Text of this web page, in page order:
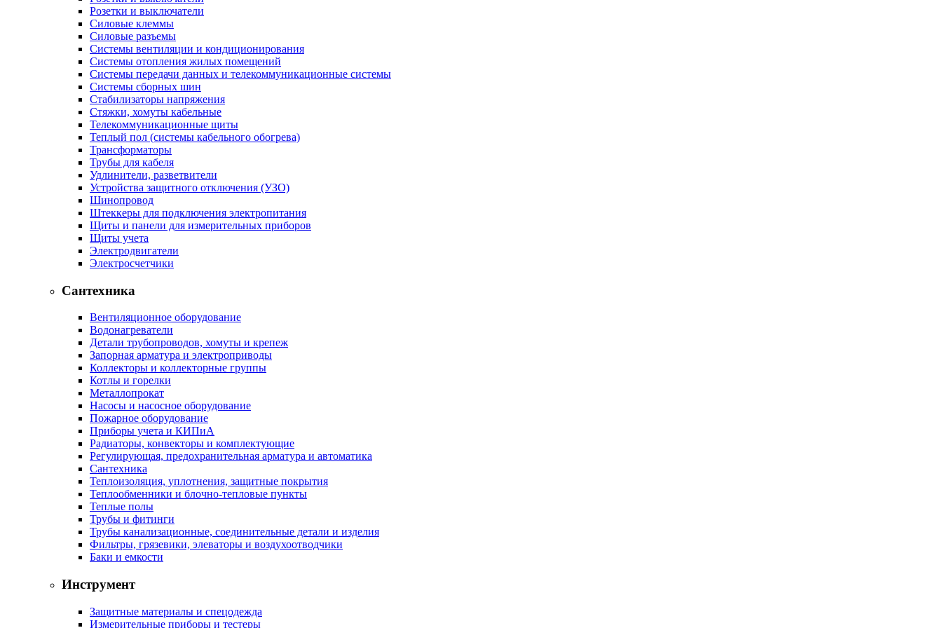
Розетки и выключатели
Силовые клеммы
Силовые разъемы
Системы вентиляции и кондиционирования
Системы отопления жилых помещений
Системы передачи данных и телекоммуникационные системы
Системы сборных шин
Стабилизаторы напряжения
Стяжки, хомуты кабельные
Телекоммуникационные щиты
Теплый пол (системы кабельного обогрева)
Трансформаторы
Трубы для кабеля
Удлинители, разветвители
Устройства защитного отключения (УЗО)
Шинопровод
Штеккеры для подключения электропитания
Щиты и панели для измерительных приборов
Щиты учета
Электродвигатели
Электросчетчики
Сантехника
Вентиляционное оборудование
Водонагреватели
Детали трубопроводов, хомуты и крепеж
Запорная арматура и электроприводы
Коллекторы и коллекторные группы
Котлы и горелки
Металлопрокат
Насосы и насосное оборудование
Пожарное оборудование
Приборы учета и КИПиА
Радиаторы, конвекторы и комплектующие
Регулирующая, предохранительная арматура и автоматика
Сантехника
Теплоизоляция, уплотнения, защитные покрытия
Теплообменники и блочно-тепловые пункты
Теплые полы
Трубы и фитинги
Трубы канализационные, соединительные детали и изделия
Фильтры, грязевики, элеваторы и воздухоотводчики
Баки и емкости
Инструмент
Защитные материалы и спецодежда
Измерительные приборы и тестеры